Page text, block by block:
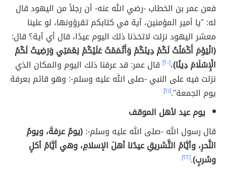
فعن عمر بن الخطاب -رضي الله عنه- أن رجلاً من اليهود قال
له: "يا أمير المؤمنين، آية في كتابكم تقرؤونها، لو علينا
معشر اليهود نزلت لاتخذنا ذلك اليوم عيدًا، قال أي آية؟ قال:
(الْيَوْمَ أَكْمَلْتُ لَكُمْ دِينَكُمْ وَأَتْمَمْتُ عَلَيْكُمْ نِعْمَتِي وَرَضِيتُ لَكُمُ
الْإِسْلَامَ دِينًا)،[٢٠]
قال عمر: قد عرفنا ذلك اليوم والمكان الذي
نزلت فيه على النبي -صلى الله عليه وسلم-: وهو قائم بعرفة
يوم الجمعة".[٢١]
يوم عيد لأهل الموقف
قال رسول الله -صلى الله عليه وسلم-:(يومُ عرفةَ، ويومُ
النَّحرِ، وأيَّامُ التَّشريقِ عيدُنا أهلَ الإسلامِ، وهي أيَّامُ أكلٍ
وشربٍ).[٢٢]